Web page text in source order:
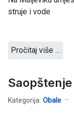
struje i vode
Pročitaj više …
Kategorija: Obale